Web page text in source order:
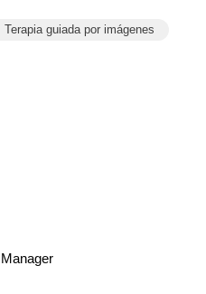
Terapia guiada por imágenes